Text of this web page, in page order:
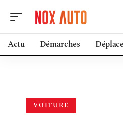
Actu Démarches
VOITURE